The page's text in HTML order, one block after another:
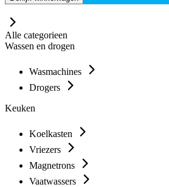
Alle categorieen
Wassen en drogen
Wasmachines
Drogers
Keuken
Koelkasten
Vriezers
Magnetrons
Vaatwassers